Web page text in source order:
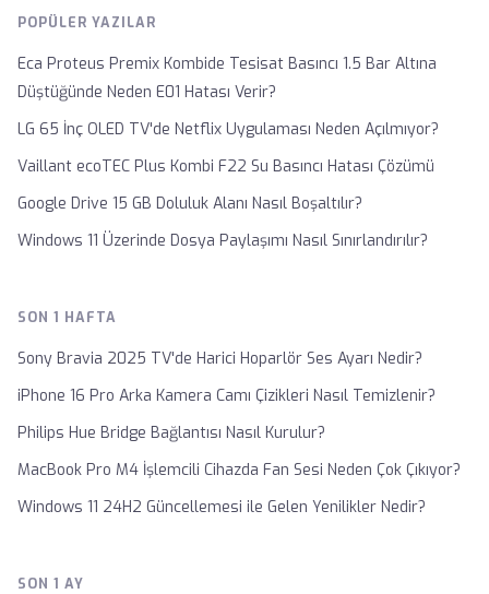
POPÜLER YAZILAR
Eca Proteus Premix Kombide Tesisat Basıncı 1.5 Bar Altına
Düştüğünde Neden E01 Hatası Verir?
LG 65 İnç OLED TV'de Netflix Uygulaması Neden Açılmıyor?
Vaillant ecoTEC Plus Kombi F22 Su Basıncı Hatası Çözümü
Google Drive 15 GB Doluluk Alanı Nasıl Boşaltılır?
Windows 11 Üzerinde Dosya Paylaşımı Nasıl Sınırlandırılır?
SON 1 HAFTA
Sony Bravia 2025 TV'de Harici Hoparlör Ses Ayarı Nedir?
iPhone 16 Pro Arka Kamera Camı Çizikleri Nasıl Temizlenir?
Philips Hue Bridge Bağlantısı Nasıl Kurulur?
MacBook Pro M4 İşlemcili Cihazda Fan Sesi Neden Çok Çıkıyor?
Windows 11 24H2 Güncellemesi ile Gelen Yenilikler Nedir?
SON 1 AY